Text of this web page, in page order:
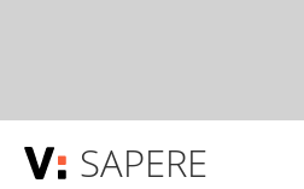
SAPERE